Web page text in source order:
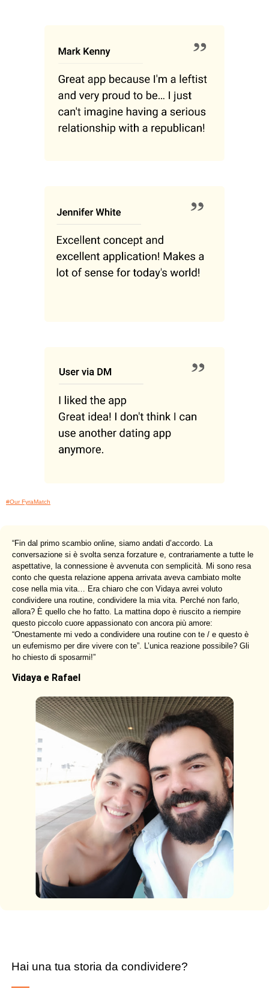
#Our FyraMatch
“Fin dal primo scambio online, siamo andati d’accordo. La
conversazione si è svolta senza forzature e, contrariamente a tutte le
aspettative, la connessione è avvenuta con semplicità. Mi sono resa
conto che questa relazione appena arrivata aveva cambiato molte
cose nella mia vita… Era chiaro che con Vidaya avrei voluto
condividere una routine, condividere la mia vita. Perché non farlo,
allora? È quello che ho fatto. La mattina dopo è riuscito a riempire
questo piccolo cuore appassionato con ancora più amore:
“Onestamente mi vedo a condividere una routine con te / e questo è
un eufemismo per dire vivere con te”. L’unica reazione possibile? Gli
ho chiesto di sposarmi!”
Vidaya e Rafael
Hai una tua storia da condividere?